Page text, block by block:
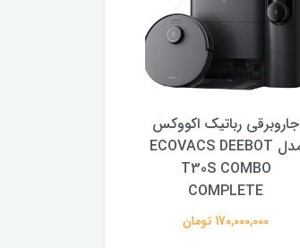
جاروبرقی رباتیک اکووکس
مدل ECOVACS DEEBOT
T30S COMBO
COMPLETE
170,000,000 تومان